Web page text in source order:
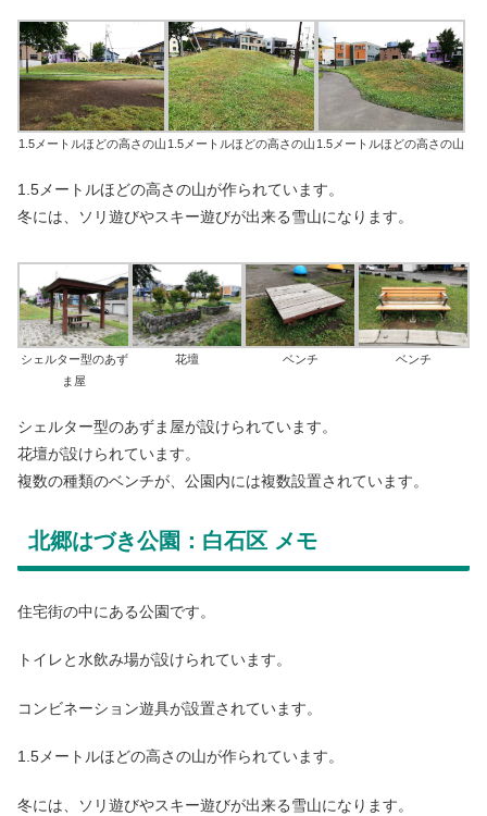
1.5メートルほどの高さの山 1.5メートルほどの高さの山 1.5メートルほどの高さの山
1.5メートルほどの高さの山が作られています。
冬には、ソリ遊びやスキー遊びが出来る雪山になります。
シェルター型のあず
ま屋
花壇 ベンチ ベンチ
シェルター型のあずま屋が設けられています。
花壇が設けられています。
複数の種類のベンチが、公園内には複数設置されています。
北郷はづき公園：白石区 メモ
住宅街の中にある公園です。
トイレと水飲み場が設けられています。
コンビネーション遊具が設置されています。
1.5メートルほどの高さの山が作られています。
冬には、ソリ遊びやスキー遊びが出来る雪山になります。